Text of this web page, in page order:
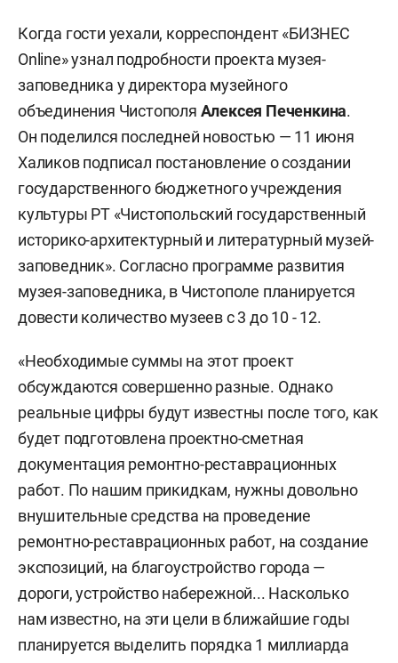
Когда гости уехали, корреспондент «БИЗНЕС
Online» узнал подробности проекта музея-
заповедника у директора музейного
объединения Чистополя Алексея Печенкина.
Он поделился последней новостью — 11 июня
Халиков подписал постановление о создании
государственного бюджетного учреждения
культуры РТ «Чистопольский государственный
историко-архитектурный и литературный музей-
заповедник». Согласно программе развития
музея-заповедника, в Чистополе планируется
довести количество музеев с 3 до 10 - 12.
«Необходимые суммы на этот проект
обсуждаются совершенно разные. Однако
реальные цифры будут известны после того, как
будет подготовлена проектно-сметная
документация ремонтно-реставрационных
работ. По нашим прикидкам, нужны довольно
внушительные средства на проведение
ремонтно-реставрационных работ, на создание
экспозиций, на благоустройство города —
дороги, устройство набережной... Насколько
нам известно, на эти цели в ближайшие годы
планируется выделить порядка 1 миллиарда